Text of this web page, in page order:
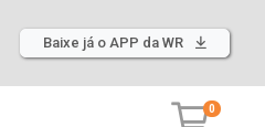
Baixe já o APP da WR
0